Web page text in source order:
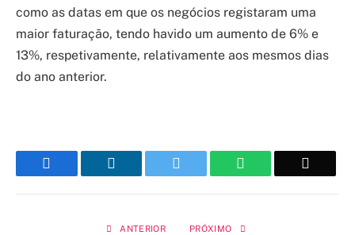
como as datas em que os negócios registaram uma
maior faturação, tendo havido um aumento de 6% e
13%, respetivamente, relativamente aos mesmos dias
do ano anterior.
WhatsApp
ANTERIOR PRÓXIMO